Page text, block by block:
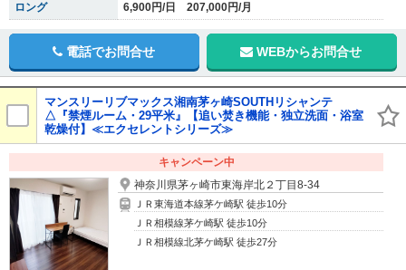
ロング
6,900円/日 207,000円/月
電話でお問合せ WEBからお問合せ
マンスリーリブマックス湘南茅ヶ崎SOUTHリシャンテ
△『禁煙ルーム・29平米』【追い焚き機能・独立洗面・浴室
乾燥付】≪エクセレントシリーズ≫
キャンペーン中
神奈川県茅ヶ崎市東海岸北２丁目8-34
ＪＲ東海道本線茅ケ崎駅 徒歩10分
ＪＲ相模線茅ケ崎駅 徒歩10分
ＪＲ相模線北茅ケ崎駅 徒歩27分